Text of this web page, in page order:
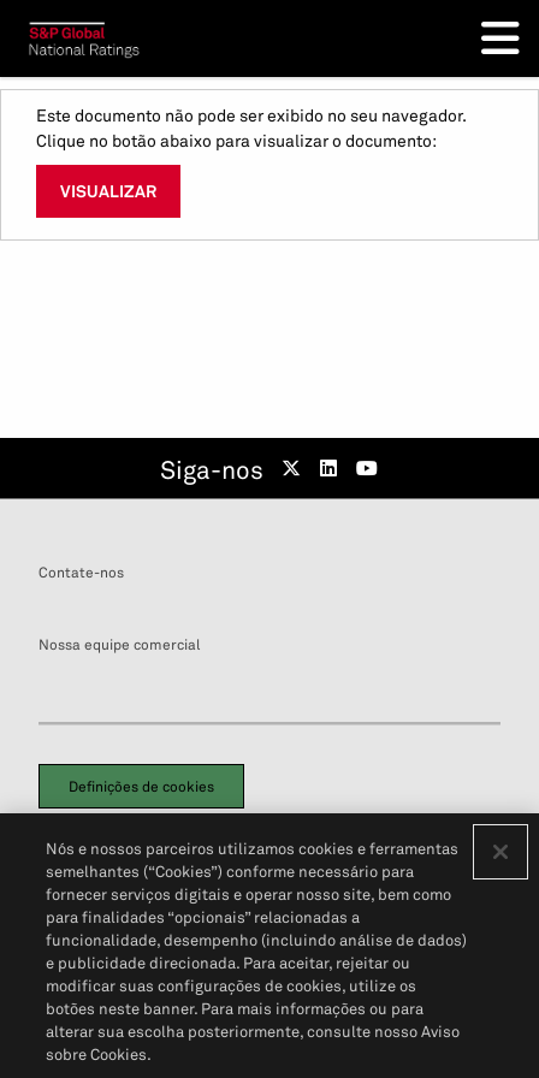
Este documento não pode ser exibido no seu navegador.
Clique no botão abaixo para visualizar o documento:
VISUALIZAR
Siga-nos
Contate-nos
Nossa equipe comercial
Definições de cookies
Política de PrivacidadePortal de privacidade do cliente (em inglês)
Não Venda Minhas Informações Pessoais© 2026 S&P Global
Nós e nossos parceiros utilizamos cookies e ferramentas
semelhantes (“Cookies”) conforme necessário para
fornecer serviços digitais e operar nosso site, bem como
para finalidades “opcionais” relacionadas a
funcionalidade, desempenho (incluindo análise de dados)
e publicidade direcionada. Para aceitar, rejeitar ou
modificar suas configurações de cookies, utilize os
botões neste banner. Para mais informações ou para
alterar sua escolha posteriormente, consulte nosso Aviso
sobre Cookies.